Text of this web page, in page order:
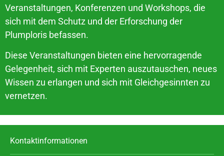
Veranstaltungen, Konferenzen und Workshops, die
sich mit dem Schutz und der Erforschung der
Plumploris befassen.
Diese Veranstaltungen bieten eine hervorragende
Gelegenheit, sich mit Experten auszutauschen, neues
Wissen zu erlangen und sich mit Gleichgesinnten zu
vernetzen.
Kontaktinformationen